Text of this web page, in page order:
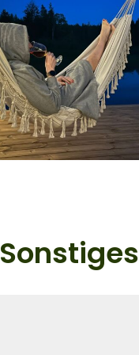
Sonstiges